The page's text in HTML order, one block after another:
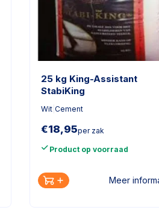
25 kg King-Assistant
StabiKing
Wit| Cement
€18,95per zak
Product op voorraad
Meer